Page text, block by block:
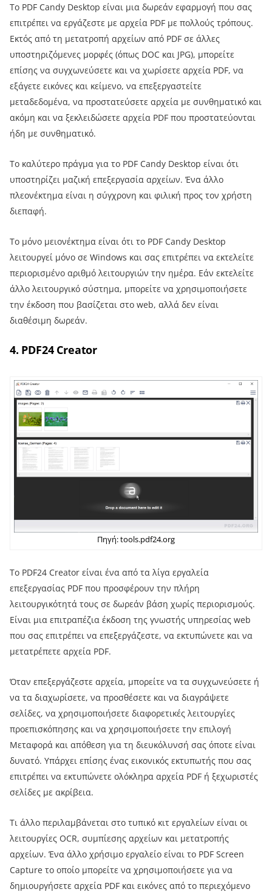
Το PDF Candy Desktop είναι μια δωρεάν εφαρμογή που σας
επιτρέπει να εργάζεστε με αρχεία PDF με πολλούς τρόπους.
Εκτός από τη μετατροπή αρχείων από PDF σε άλλες
υποστηριζόμενες μορφές (όπως DOC και JPG), μπορείτε
επίσης να συγχωνεύσετε και να χωρίσετε αρχεία PDF, να
εξάγετε εικόνες και κείμενο, να επεξεργαστείτε
μεταδεδομένα, να προστατεύσετε αρχεία με συνθηματικό και
ακόμη και να ξεκλειδώσετε αρχεία PDF που προστατεύονται
ήδη με συνθηματικό.
Το καλύτερο πράγμα για το PDF Candy Desktop είναι ότι
υποστηρίζει μαζική επεξεργασία αρχείων. Ένα άλλο
πλεονέκτημα είναι η σύγχρονη και φιλική προς τον χρήστη
διεπαφή.
Το μόνο μειονέκτημα είναι ότι το PDF Candy Desktop
λειτουργεί μόνο σε Windows και σας επιτρέπει να εκτελείτε
περιορισμένο αριθμό λειτουργιών την ημέρα. Εάν εκτελείτε
άλλο λειτουργικό σύστημα, μπορείτε να χρησιμοποιήσετε
την έκδοση που βασίζεται στο web, αλλά δεν είναι
διαθέσιμη δωρεάν.
4. PDF24 Creator
Πηγή: tools.pdf24.org
Το PDF24 Creator είναι ένα από τα λίγα εργαλεία
επεξεργασίας PDF που προσφέρουν την πλήρη
λειτουργικότητά τους σε δωρεάν βάση χωρίς περιορισμούς.
Είναι μια επιτραπέζια έκδοση της γνωστής υπηρεσίας web
που σας επιτρέπει να επεξεργάζεστε, να εκτυπώνετε και να
μετατρέπετε αρχεία PDF.
Όταν επεξεργάζεστε αρχεία, μπορείτε να τα συγχωνεύσετε ή
να τα διαχωρίσετε, να προσθέσετε και να διαγράψετε
σελίδες, να χρησιμοποιήσετε διαφορετικές λειτουργίες
προεπισκόπησης και να χρησιμοποιήσετε την επιλογή
Μεταφορά και απόθεση για τη διευκόλυνσή σας όποτε είναι
δυνατό. Υπάρχει επίσης ένας εικονικός εκτυπωτής που σας
επιτρέπει να εκτυπώνετε ολόκληρα αρχεία PDF ή ξεχωριστές
σελίδες με ακρίβεια.
Τι άλλο περιλαμβάνεται στο τυπικό κιτ εργαλείων είναι οι
λειτουργίες OCR, συμπίεσης αρχείων και μετατροπής
αρχείων. Ένα άλλο χρήσιμο εργαλείο είναι το PDF Screen
Capture το οποίο μπορείτε να χρησιμοποιήσετε για να
δημιουργήσετε αρχεία PDF και εικόνες από το περιεχόμενο